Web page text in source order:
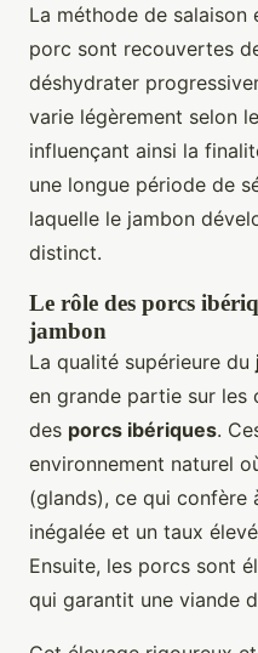
La méthode de salaison
porc sont recouvertes
déshydrater
varie légèrement selon
influençant ainsi la
une longue période de
laquelle le jambon
distinct.
Le rôle des porcs
jambon
La qualité supérieure du
en grande partie sur les
des porcs ibériques.
environnement naturel
(glands), ce qui confère
inégalée et un taux
Ensuite, les porcs sont
qui garantit une viande